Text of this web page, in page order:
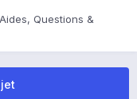
Questions &